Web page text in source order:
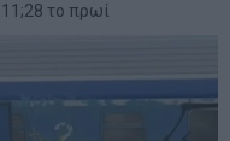
το πρωί